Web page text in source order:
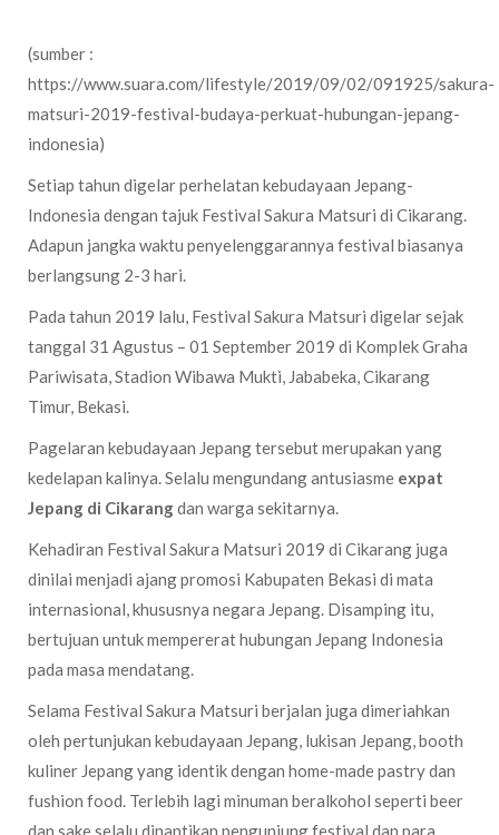
(sumber :
https://www.suara.com/lifestyle/2019/09/02/091925/sakura-
matsuri-2019-festival-budaya-perkuat-hubungan-jepang-
indonesia)
Setiap tahun digelar perhelatan kebudayaan Jepang-
Indonesia dengan tajuk Festival Sakura Matsuri di Cikarang.
Adapun jangka waktu penyelenggarannya festival biasanya
berlangsung 2-3 hari.
Pada tahun 2019 lalu, Festival Sakura Matsuri digelar sejak
tanggal 31 Agustus – 01 September 2019 di Komplek Graha
Pariwisata, Stadion Wibawa Mukti, Jababeka, Cikarang
Timur, Bekasi.
Pagelaran kebudayaan Jepang tersebut merupakan yang
kedelapan kalinya. Selalu mengundang antusiasme expat
Jepang di Cikarangdan warga sekitarnya.
Kehadiran Festival Sakura Matsuri 2019 di Cikarang juga
dinilai menjadi ajang promosi Kabupaten Bekasi di mata
internasional, khususnya negara Jepang. Disamping itu,
bertujuan untuk mempererat hubungan Jepang Indonesia
pada masa mendatang.
Selama Festival Sakura Matsuri berjalan juga dimeriahkan
oleh pertunjukan kebudayaan Jepang, lukisan Jepang, booth
kuliner Jepang yang identik dengan home-made pastry dan
fushion food. Terlebih lagi minuman beralkohol seperti beer
dan sake selalu dinantikan pengunjung festival dan para